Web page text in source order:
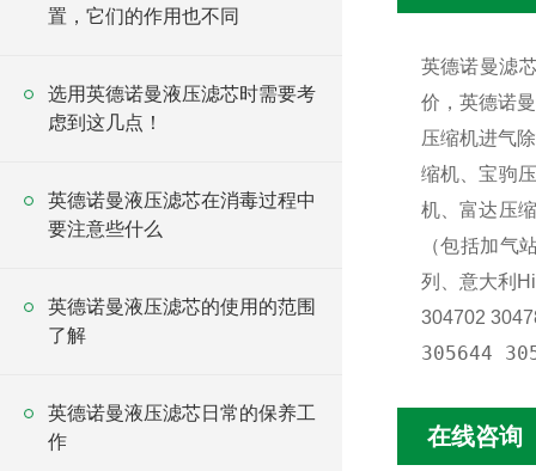
置，它们的作用也不同
选用英德诺曼液压滤芯时需要考
虑到这几点！
英德诺曼液压滤芯在消毒过程中
要注意些什么
英德诺曼液压滤芯的使用的范围
了解
英德诺曼液压滤芯日常的保养工
作
英德诺曼滤
价，英德诺
压缩机进气
缩机、宝驹
机、富达压
（包括加气
列、意大利
304702
305644
在线咨询